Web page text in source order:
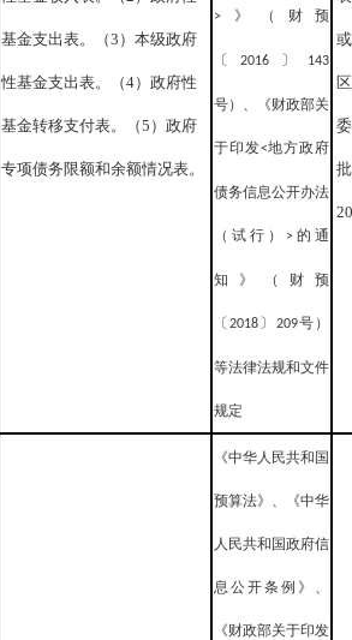
基金支出表。（3）本级政府
性基金支出表。（4）政府性
基金转移支付表。（5）政府
专项债务限额和余额情况表。
> 》（财预
〔 2016 〕 143
号）、《财政部关
于印发<地方政府
债务信息公开办法
（试行） > 的通
知》（财预
〔2018 〕 209号）
等法律法规和文件
规定
《中华人民共和国
预算法》、《中华
人民共和国政府信
息公开条例》、
《财政部关于印发